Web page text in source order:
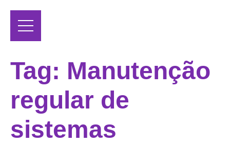
Tag: Manutenção
regular de
sistemas